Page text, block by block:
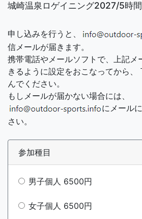
城崎温泉ロゲイニング2027/5時
申し込みを行うと、
信メールが届きます。
携帯電話やメールソフトで、上記メ
きるように設定をおこなってから、
んでください。
もしメールが届かない場合には、
にメール
さい。
参加種目
男子個人 6500円
女子個人 6500円